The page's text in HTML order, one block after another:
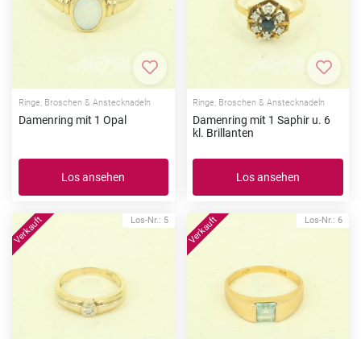
Zur Merkliste hinzufügen
Ringe, Broschen & Anstecknadeln
Damenring mit 1 Opal
Los ansehen
Zur
Ringe, Broschen & Anstecknadeln
Damenring mit 1 Saphir u. 6
kl. Brillanten
Los ansehen
Los-Nr.: 5 Los-Nr.: 6